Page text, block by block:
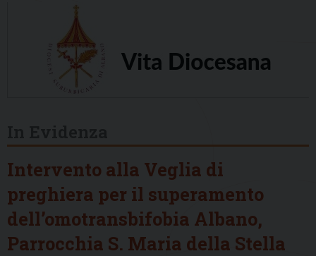
Intervento alla Veglia di
preghiera per il superamento
dell’omotransbifobia Albano,
Parrocchia S. Maria della Stella